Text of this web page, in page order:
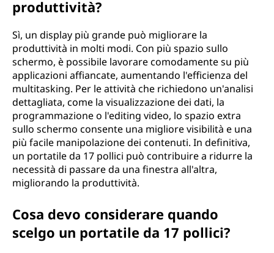
u
produttività?
Sì, un display più grande può migliorare la
produttività in molti modi. Con più spazio sullo
schermo, è possibile lavorare comodamente su più
applicazioni affiancate, aumentando l'efficienza del
multitasking. Per le attività che richiedono un'analisi
dettagliata, come la visualizzazione dei dati, la
programmazione o l'editing video, lo spazio extra
sullo schermo consente una migliore visibilità e una
più facile manipolazione dei contenuti. In definitiva,
un portatile da 17 pollici può contribuire a ridurre la
necessità di passare da una finestra all'altra,
migliorando la produttività.
Cosa devo considerare quando
scelgo un portatile da 17 pollici?